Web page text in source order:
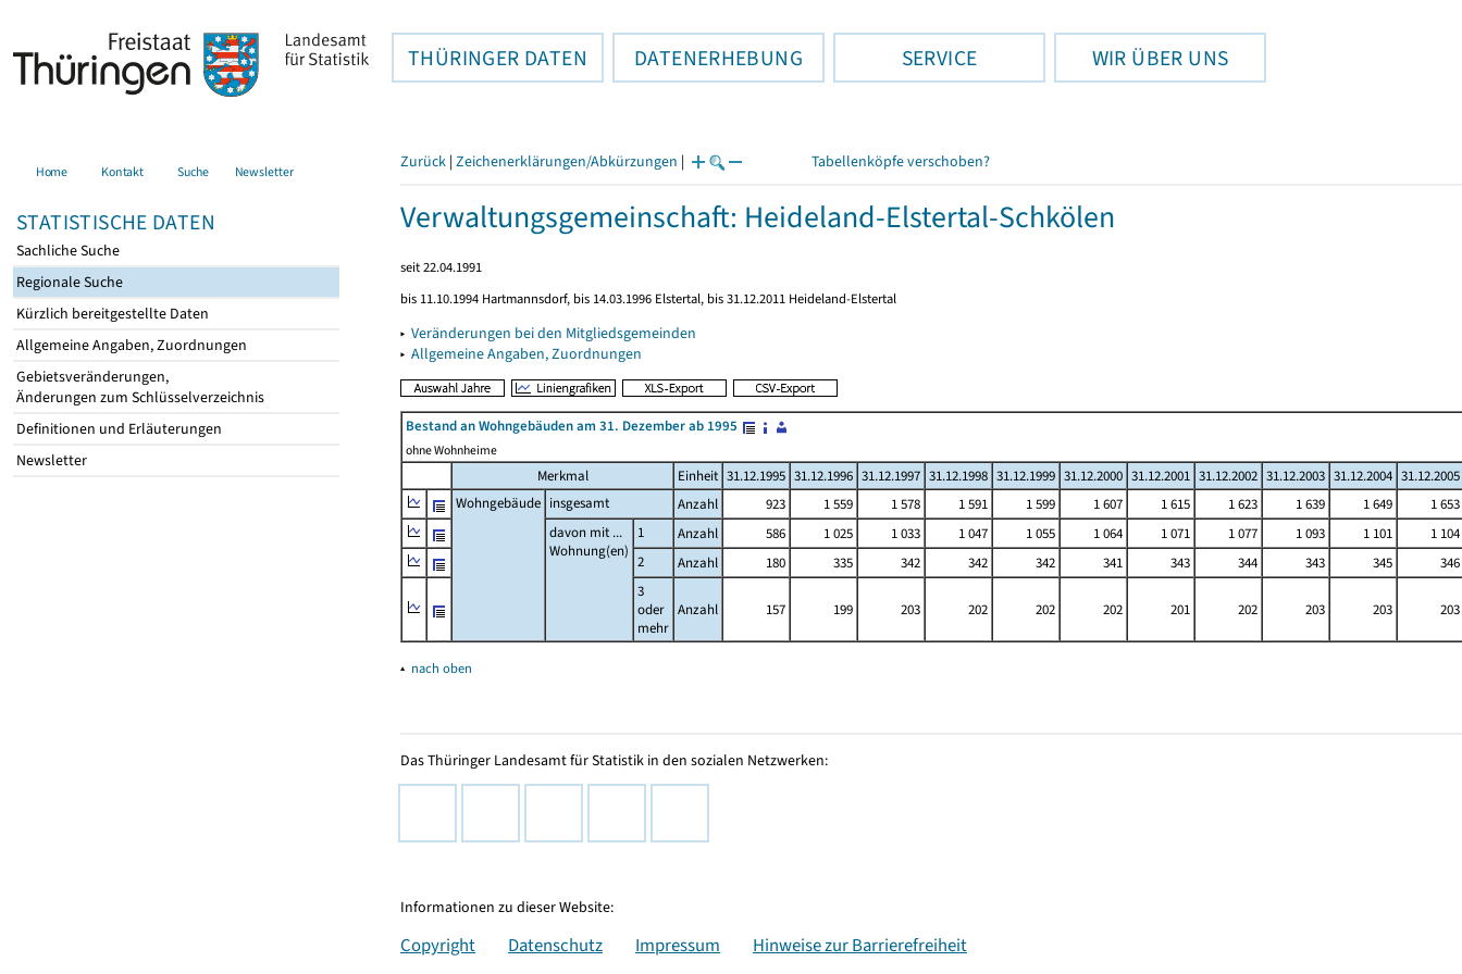
THÜRINGER DATEN DATENERHEBUNG SERVICE WIR ÜBER UNS
Home Kontakt Suche Newsletter
STATISTISCHE DATEN
Sachliche Suche
Regionale Suche
Kürzlich bereitgestellte Daten
Allgemeine Angaben, Zuordnungen
Gebietsveränderungen,
Änderungen zum Schlüsselverzeichnis
Definitionen und Erläuterungen
Newsletter
Zurück | Zeichenerklärungen/Abkürzungen | Tabellenköpfe verschoben?
Verwaltungsgemeinschaft: Heideland-Elstertal-Schkölen
seit 22.04.1991
bis 11.10.1994 Hartmannsdorf, bis 14.03.1996 Elstertal, bis 31.12.2011 Heideland-Elstertal
▸ Veränderungen bei den Mitgliedsgemeinden
▸ Allgemeine Angaben, Zuordnungen
Bestand an Wohngebäuden am 31. Dezember ab 1995
ohne Wohnheime
Merkmal Einheit 31.12.1995 31.12.1996 31.12.1997 31.12.1998 31.12.1999 31.12.2000 31.12.2001 31.12.2002 31.12.2003 31.12.2004 31.12.2005
Wohngebäude insgesamt Anzahl 923 1 559 1 578 1 591 1 599 1 607 1 615 1 623 1 639 1 649
1 653
davon mit ...
Wohnung(en)
1 Anzahl 586 1 025 1 033 1 047 1 055 1 064 1 071 1 077 1 093 1 101
1 104
2
Anzahl 180 335 342 342 342 341 343 344 343 345
346
3
oder
mehr
Anzahl 157 199 203 202 202 202 201 202 203 203 203
▴ nach oben
Das Thüringer Landesamt für Statistik in den sozialen Netzwerken:
Informationen zu dieser Website:
Copyright Datenschutz Impressum Hinweise zur Barrierefreiheit